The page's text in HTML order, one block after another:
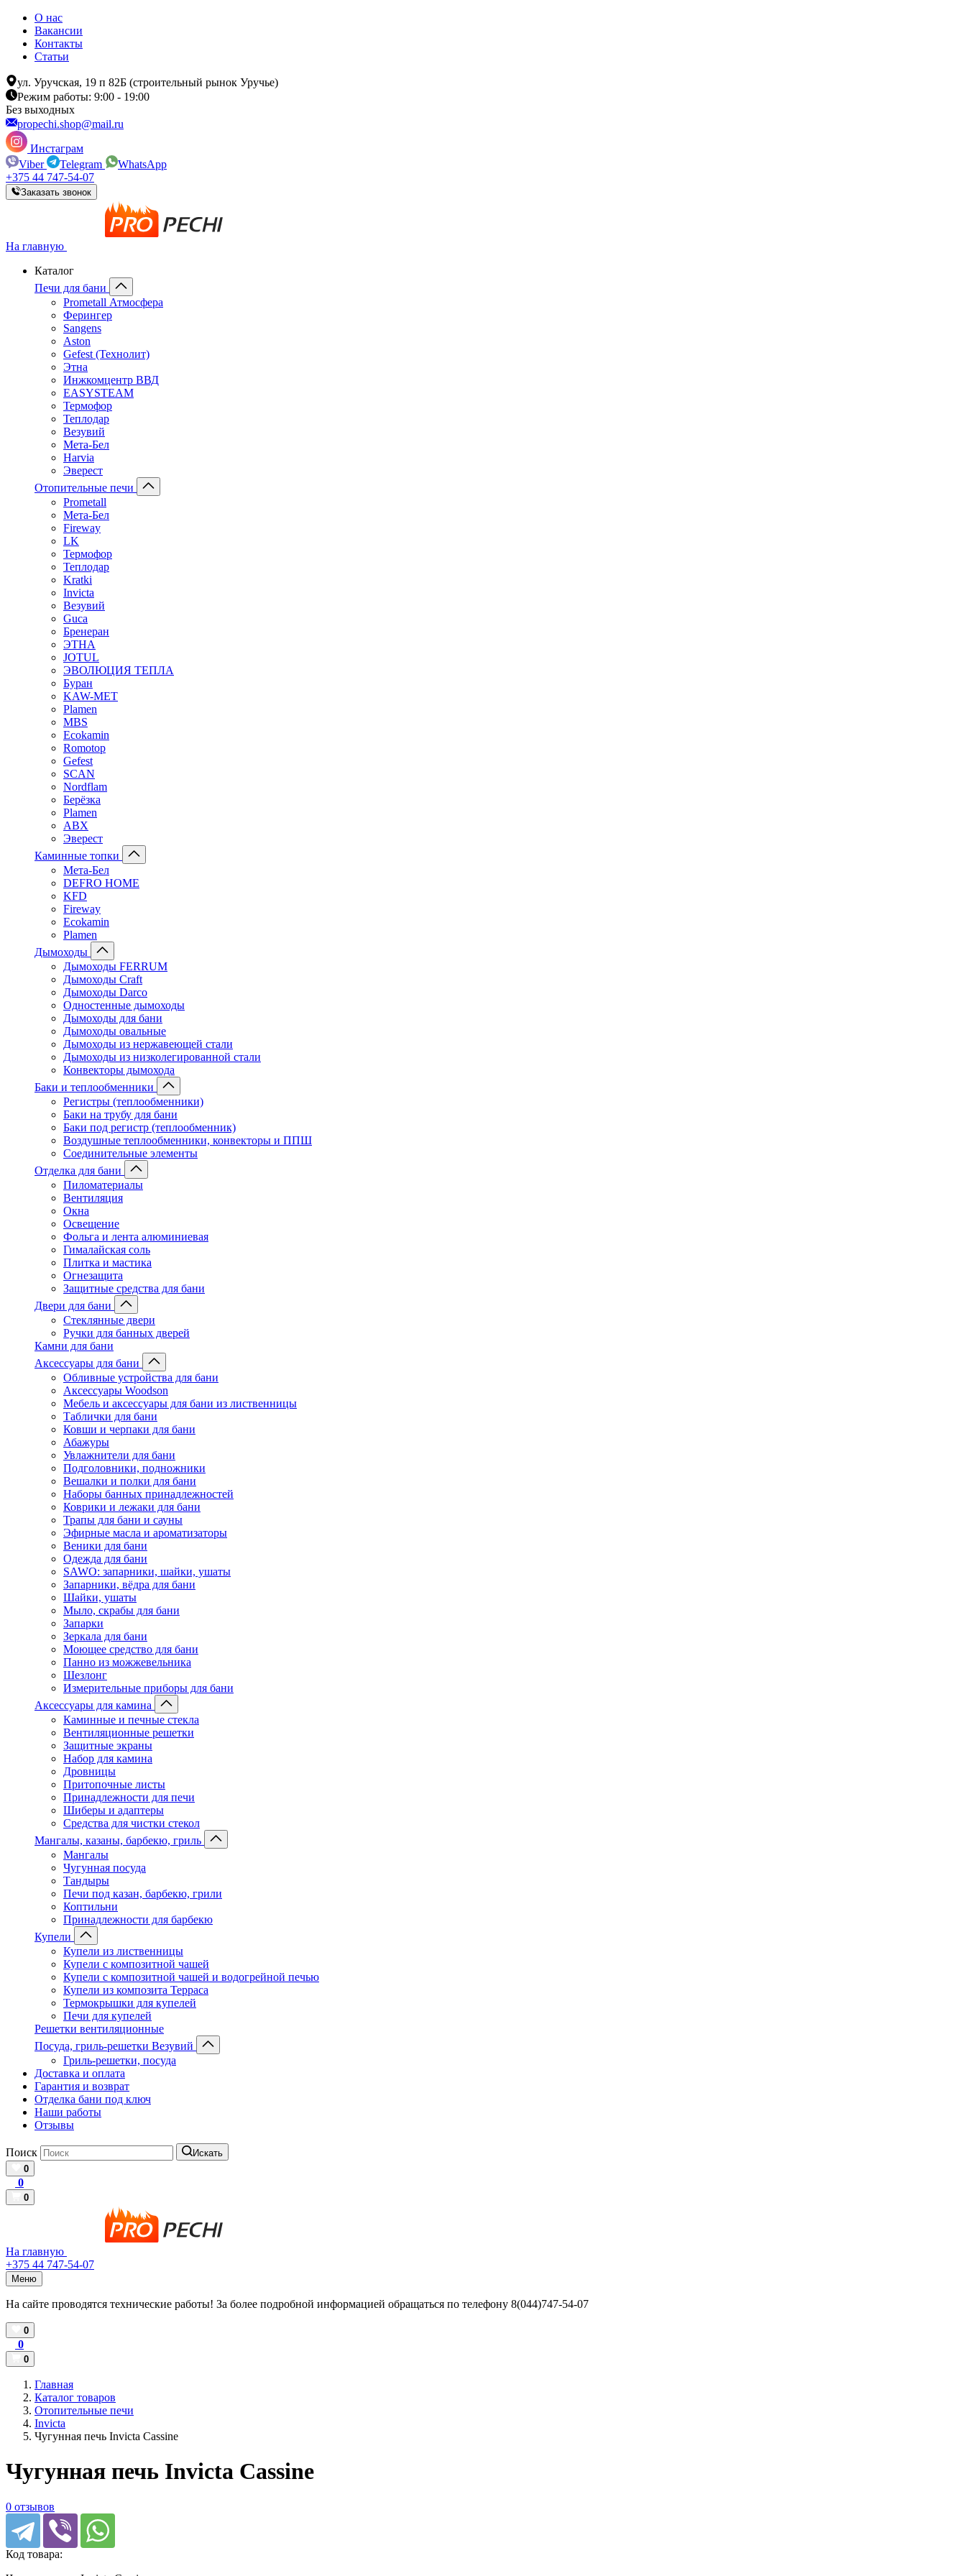
О нас
Вакансии
Контакты
Статьи
ул. Уручская, 19 п 82Б (строительный рынок Уручье)
Режим работы: 9:00 - 19:00
Без выходных
propechi.shop@mail.ru
Инстаграм
Viber
Telegram
WhatsApp
+375 44 747-54-07
Заказать звонок
На главную
Каталог
Печи для бани
Prometall Атмосфера
Ферингер
Sangens
Aston
Gefest (Технолит)
Этна
Инжкомцентр ВВД
EASYSTEAM
Термофор
Теплодар
Везувий
Мета-Бел
Harvia
Эверест
Отопительные печи
Prometall
Мета-Бел
Fireway
LK
Термофор
Теплодар
Kratki
Invicta
Везувий
Guca
Бренеран
ЭТНА
JOTUL
ЭВОЛЮЦИЯ ТЕПЛА
Буран
KAW-MET
Plamen
MBS
Ecokamin
Romotop
Gefest
SCAN
Nordflam
Берёзка
Plamen
ABX
Эверест
Каминные топки
Мета-Бел
DEFRO HOME
KFD
Fireway
Ecokamin
Plamen
Дымоходы
Дымоходы FERRUM
Дымоходы Craft
Дымоходы Darco
Одностенные дымоходы
Дымоходы для бани
Дымоходы овальные
Дымоходы из нержавеющей стали
Дымоходы из низколегированной стали
Конвекторы дымохода
Баки и теплообменники
Регистры (теплообменники)
Баки на трубу для бани
Баки под регистр (теплообменник)
Воздушные теплообменники, конвекторы и ППШ
Соединительные элементы
Отделка для бани
Пиломатериалы
Вентиляция
Окна
Освещение
Фольга и лента алюминиевая
Гималайская соль
Плитка и мастика
Огнезащита
Защитные средства для бани
Двери для бани
Стеклянные двери
Ручки для банных дверей
Камни для бани
Аксессуары для бани
Обливные устройства для бани
Аксессуары Woodson
Мебель и аксессуары для бани из лиственницы
Таблички для бани
Ковши и черпаки для бани
Абажуры
Увлажнители для бани
Подголовники, подножники
Вешалки и полки для бани
Наборы банных принадлежностей
Коврики и лежаки для бани
Трапы для бани и сауны
Эфирные масла и ароматизаторы
Веники для бани
Одежда для бани
SAWO: запарники, шайки, ушаты
Запарники, вёдра для бани
Шайки, ушаты
Мыло, скрабы для бани
Запарки
Зеркала для бани
Моющее средство для бани
Панно из можжевельника
Шезлонг
Измерительные приборы для бани
Аксессуары для камина
Каминные и печные стекла
Вентиляционные решетки
Защитные экраны
Набор для камина
Дровницы
Притопочные листы
Принадлежности для печи
Шиберы и адаптеры
Средства для чистки стекол
Мангалы, казаны, барбекю, гриль
Мангалы
Чугунная посуда
Тандыры
Печи под казан, барбекю, грили
Коптильни
Принадлежности для барбекю
Купели
Купели из лиственницы
Купели с композитной чашей
Купели с композитной чашей и водогрейной печью
Купели из композита Терраса
Термокрышки для купелей
Печи для купелей
Решетки вентиляционные
Посуда, гриль-решетки Везувий
Гриль-решетки, посуда
Доставка и оплата
Гарантия и возврат
Отделка бани под ключ
Наши работы
Отзывы
Поиск
Искать
0
0
0
На главную
+375 44 747-54-07
Меню
На сайте проводятся технические работы! За более подробной информацией обращаться по телефону 8(044)747-54-07
0
0
0
Главная
Каталог товаров
Отопительные печи
Invicta
Чугунная печь Invicta Cassine
Чугунная печь Invicta Cassine
0 отзывов
Код товара: